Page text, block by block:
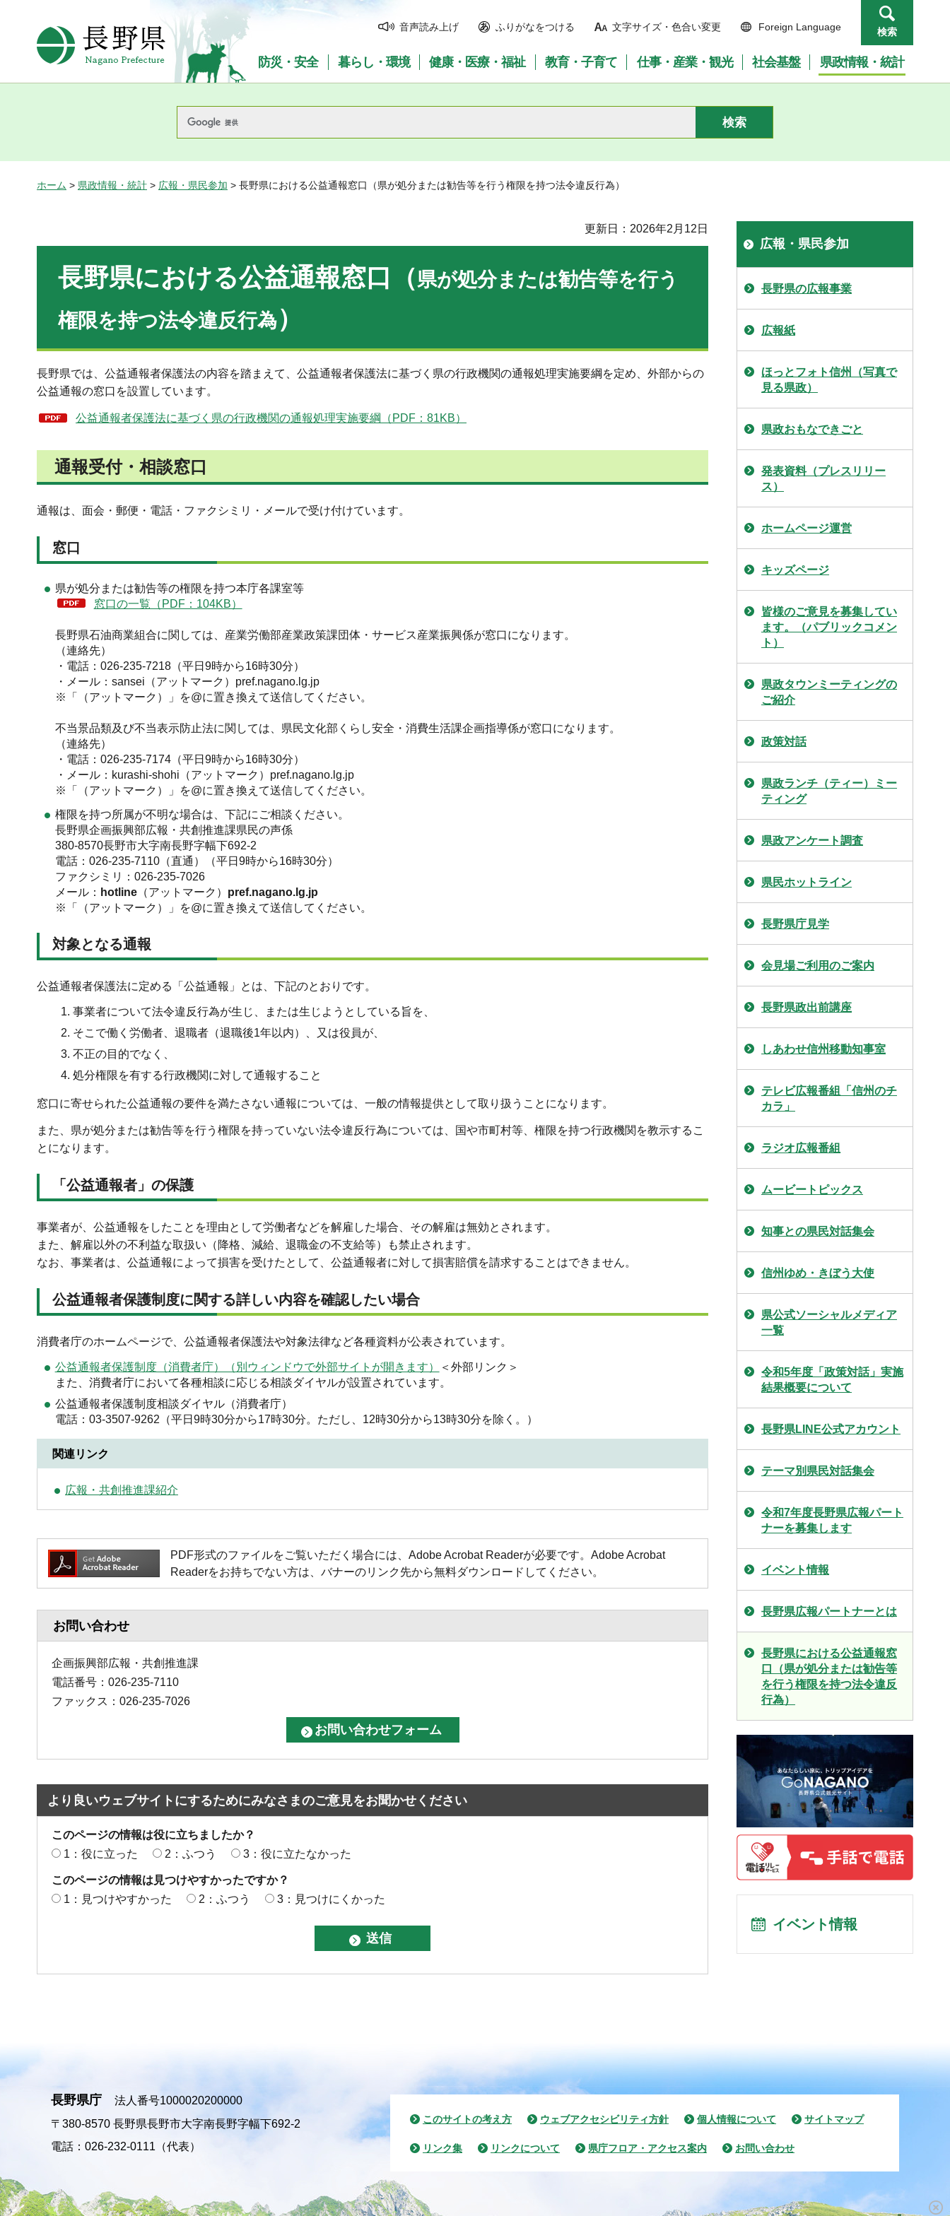
長野県Nagano Prefecture
音声読み上げ ふりがなをつける 文字サイズ・色合い変更 Foreign Language 検索
防災・安全 暮らし・環境 健康・医療・福祉 教育・子育て 仕事・産業・観光 社会基盤 県政情報・統計
ホーム > 県政情報・統計 > 広報・県民参加 > 長野県における公益通報窓口（県が処分または勧告等を行う権限を持つ法令違反行為）
更新日：2026年2月12日
長野県における公益通報窓口（県が処分または勧告等を行う
権限を持つ法令違反行為）
長野県では、公益通報者保護法の内容を踏まえて、公益通報者保護法に基づく県の行政機関の通報処理実施要綱を定め、外部からの
公益通報の窓口を設置しています。
公益通報者保護法に基づく県の行政機関の通報処理実施要綱（PDF：81KB）
通報受付・相談窓口
通報は、面会・郵便・電話・ファクシミリ・メールで受け付けています。
窓口
県が処分または勧告等の権限を持つ本庁各課室等
窓口の一覧（PDF：104KB）
長野県石油商業組合に関しては、産業労働部産業政策課団体・サービス産業振興係が窓口になります。
（連絡先）
・電話：026-235-7218（平日9時から16時30分）
・メール：sansei（アットマーク）pref.nagano.lg.jp
※「（アットマーク）」を@に置き換えて送信してください。
不当景品類及び不当表示防止法に関しては、県民文化部くらし安全・消費生活課企画指導係が窓口になります。
（連絡先）
・電話：026-235-7174（平日9時から16時30分）
・メール：kurashi-shohi（アットマーク）pref.nagano.lg.jp
※「（アットマーク）」を@に置き換えて送信してください。
権限を持つ所属が不明な場合は、下記にご相談ください。
長野県企画振興部広報・共創推進課県民の声係
380-8570長野市大字南長野字幅下692-2
電話：026-235-7110（直通）（平日9時から16時30分）
ファクシミリ：026-235-7026
メール： hotline（アットマーク） pref.nagano.lg.jp
※「（アットマーク）」を@に置き換えて送信してください。
対象となる通報
公益通報者保護法に定める「公益通報」とは、下記のとおりです。
事業者について法令違反行為が生じ、または生じようとしている旨を、
そこで働く労働者、退職者（退職後1年以内）、又は役員が、
不正の目的でなく、
処分権限を有する行政機関に対して通報すること
窓口に寄せられた公益通報の要件を満たさない通報については、一般の情報提供として取り扱うことになります。
また、県が処分または勧告等を行う権限を持っていない法令違反行為については、国や市町村等、権限を持つ行政機関を教示するこ
とになります。
「公益通報者」の保護
事業者が、公益通報をしたことを理由として労働者などを解雇した場合、その解雇は無効とされます。
また、解雇以外の不利益な取扱い（降格、減給、退職金の不支給等）も禁止されます。
なお、事業者は、公益通報によって損害を受けたとして、公益通報者に対して損害賠償を請求することはできません。
公益通報者保護制度に関する詳しい内容を確認したい場合
消費者庁のホームページで、公益通報者保護法や対象法律など各種資料が公表されています。
公益通報者保護制度（消費者庁）（別ウィンドウで外部サイトが開きます）
＜外部リンク＞
また、消費者庁において各種相談に応じる相談ダイヤルが設置されています。
公益通報者保護制度相談ダイヤル（消費者庁）
電話：03-3507-9262（平日9時30分から17時30分。ただし、12時30分から13時30分を除く。）
関連リンク
広報・共創推進課紹介
PDF形式のファイルをご覧いただく場合には、Adobe Acrobat Readerが必要です。Adobe Acrobat
Readerをお持ちでない方は、バナーのリンク先から無料ダウンロードしてください。
お問い合わせ
企画振興部広報・共創推進課
電話番号：026-235-7110
ファックス：026-235-7026
より良いウェブサイトにするためにみなさまのご意見をお聞かせください
このページの情報は役に立ちましたか？
1：役に立った
2：ふつう 3：役に立たなかった
このページの情報は見つけやすかったですか？
1：見つけやすかった
2：ふつう 3：見つけにくかった
広報・県民参加
長野県の広報事業
広報紙
ほっとフォト信州（写真で
見る県政）
県政おもなできごと
発表資料（プレスリリー
ス）
ホームページ運営
キッズページ
皆様のご意見を募集してい
ます。（パブリックコメン
ト）
県政タウンミーティングの
ご紹介
政策対話
県政ランチ（ティー）ミー
ティング
県政アンケート調査
県民ホットライン
長野県庁見学
会見場ご利用のご案内
長野県政出前講座
しあわせ信州移動知事室
テレビ広報番組「信州のチ
カラ」
ラジオ広報番組
ムービートピックス
知事との県民対話集会
信州ゆめ・きぼう大使
県公式ソーシャルメディア
一覧
令和5年度「政策対話」実施
結果概要について
長野県LINE公式アカウント
テーマ別県民対話集会
令和7年度長野県広報パート
ナーを募集します
イベント情報
長野県広報パートナーとは
長野県における公益通報窓
口（県が処分または勧告等
を行う権限を持つ法令違反
行為）
イベント情報
長野県庁
法人番号1000020200000
〒380-8570 長野県長野市大字南長野字幅下692-2
電話：026-232-0111（代表）
このサイトの考え方 ウェブアクセシビリティ方針 個人情報について サイトマップ
リンク集 リンクについて 県庁フロア・アクセス案内 お問い合わせ